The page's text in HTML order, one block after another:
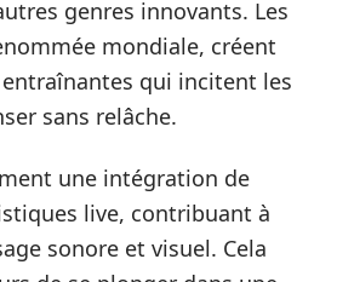
genres innovants. Les
mondiale, créent
qui incitent les
sans relâche.
une intégration de
live, contribuant à
sonore et visuel. Cela